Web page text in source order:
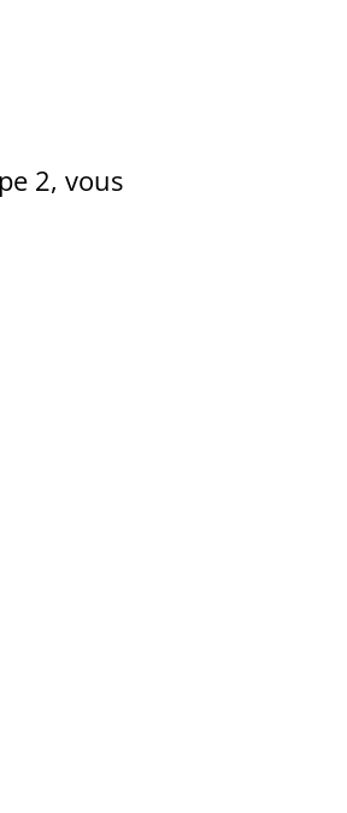
2, vous